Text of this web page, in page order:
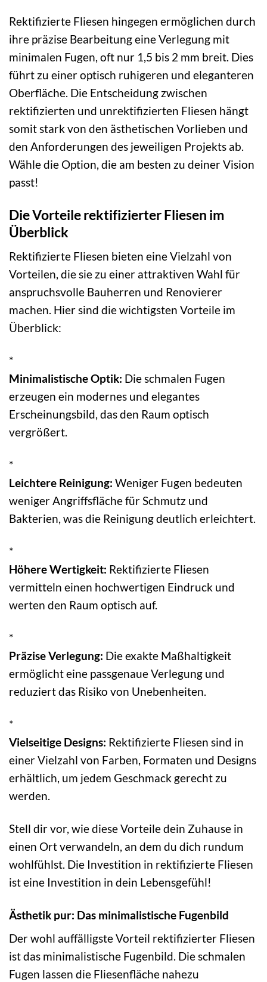
Rektifizierte Fliesen hingegen ermöglichen durch
ihre präzise Bearbeitung eine Verlegung mit
minimalen Fugen, oft nur 1,5 bis 2 mm breit. Dies
führt zu einer optisch ruhigeren und eleganteren
Oberfläche. Die Entscheidung zwischen
rektifizierten und unrektifizierten Fliesen hängt
somit stark von den ästhetischen Vorlieben und
den Anforderungen des jeweiligen Projekts ab.
Wähle die Option, die am besten zu deiner Vision
passt!
Die Vorteile rektifizierter Fliesen im
Überblick
Rektifizierte Fliesen bieten eine Vielzahl von
Vorteilen, die sie zu einer attraktiven Wahl für
anspruchsvolle Bauherren und Renovierer
machen. Hier sind die wichtigsten Vorteile im
Überblick:
*
Minimalistische Optik: Die schmalen Fugen
erzeugen ein modernes und elegantes
Erscheinungsbild, das den Raum optisch
vergrößert.
*
Leichtere Reinigung: Weniger Fugen bedeuten
weniger Angriffsfläche für Schmutz und
Bakterien, was die Reinigung deutlich erleichtert.
*
Höhere Wertigkeit: Rektifizierte Fliesen
vermitteln einen hochwertigen Eindruck und
werten den Raum optisch auf.
*
Präzise Verlegung: Die exakte Maßhaltigkeit
ermöglicht eine passgenaue Verlegung und
reduziert das Risiko von Unebenheiten.
*
Vielseitige Designs: Rektifizierte Fliesen sind in
einer Vielzahl von Farben, Formaten und Designs
erhältlich, um jedem Geschmack gerecht zu
werden.
Stell dir vor, wie diese Vorteile dein Zuhause in
einen Ort verwandeln, an dem du dich rundum
wohlfühlst. Die Investition in rektifizierte Fliesen
ist eine Investition in dein Lebensgefühl!
Ästhetik pur: Das minimalistische Fugenbild
Der wohl auffälligste Vorteil rektifizierter Fliesen
ist das minimalistische Fugenbild. Die schmalen
Fugen lassen die Fliesenfläche nahezu